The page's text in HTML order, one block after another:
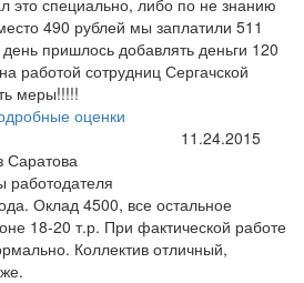
это специально, либо по не знанию
490 рублей мы заплатили 511
пришлось добавлять деньги 120
работой сотрудниц Сергачской
меры!!!!!
оценки
Саратова
11.24.2015
работодателя
Оклад 4500, все остальное
18-20 т.р. При фактической работе
Коллектив отличный,